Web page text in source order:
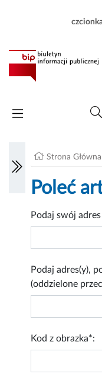
Strona Główna
Poleć
Podaj swój
Podaj adres(y),
(oddzielone
Kod z obrazka*: